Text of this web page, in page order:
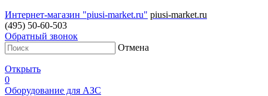
Интернет-магазин "piusi-market.ru" piusi-market.ru
(495) 50-60-503
Обратный звонок
Отмена
Открыть
0
Оборудование для АЗС